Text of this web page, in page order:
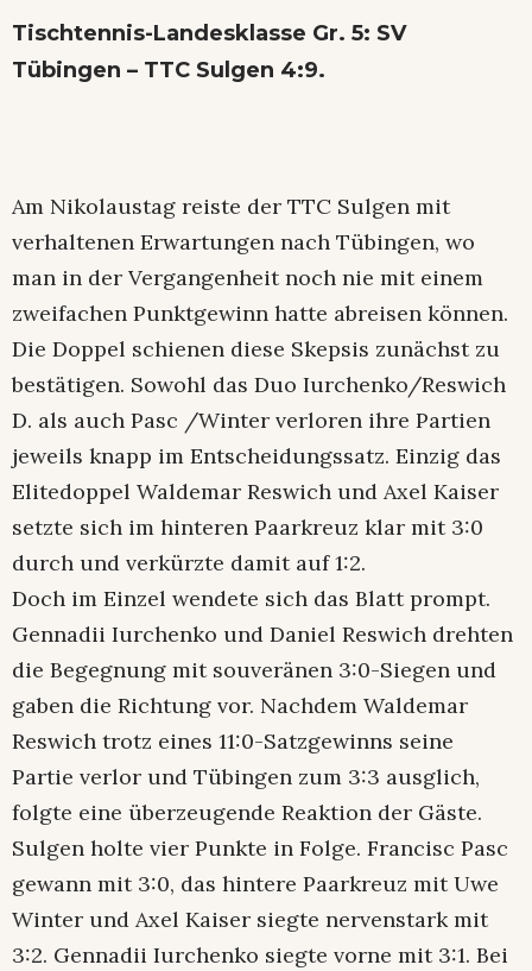
Tischtennis-Landesklasse Gr. 5: SV
Tübingen – TTC Sulgen 4:9.
Am Nikolaustag reiste der TTC Sulgen mit
verhaltenen Erwartungen nach Tübingen, wo
man in der Vergangenheit noch nie mit einem
zweifachen Punktgewinn hatte abreisen können.
Die Doppel schienen diese Skepsis zunächst zu
bestätigen. Sowohl das Duo Iurchenko/Reswich
D. als auch Pasc /Winter verloren ihre Partien
jeweils knapp im Entscheidungssatz. Einzig das
Elitedoppel Waldemar Reswich und Axel Kaiser
setzte sich im hinteren Paarkreuz klar mit 3:0
durch und verkürzte damit auf 1:2.
Doch im Einzel wendete sich das Blatt prompt.
Gennadii Iurchenko und Daniel Reswich drehten
die Begegnung mit souveränen 3:0-Siegen und
gaben die Richtung vor. Nachdem Waldemar
Reswich trotz eines 11:0-Satzgewinns seine
Partie verlor und Tübingen zum 3:3 ausglich,
folgte eine überzeugende Reaktion der Gäste.
Sulgen holte vier Punkte in Folge. Francisc Pasc
gewann mit 3:0, das hintere Paarkreuz mit Uwe
Winter und Axel Kaiser siegte nervenstark mit
3:2. Gennadii Iurchenko siegte vorne mit 3:1. Bei